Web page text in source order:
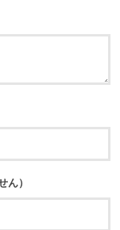
ん）